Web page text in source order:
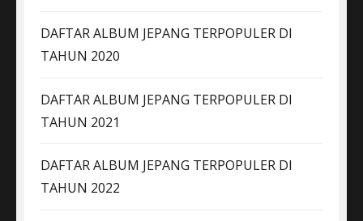
DAFTAR ALBUM JEPANG TERPOPULER DI
TAHUN 2020
DAFTAR ALBUM JEPANG TERPOPULER DI
TAHUN 2021
DAFTAR ALBUM JEPANG TERPOPULER DI
TAHUN 2022